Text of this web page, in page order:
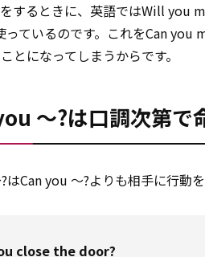
するときに、英語ではWill you
っているのです。これをCan you
とになってしまうからです。
～?は口調次第で
はCan you ～?よりも相手に行動
close the door?